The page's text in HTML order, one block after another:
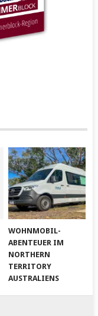
WOHNMOBIL-
ABENTEUER IM
NORTHERN
TERRITORY
AUSTRALIENS